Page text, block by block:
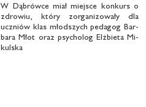
W Dą­brów­ce miał miej­sce kon­kurs o
zdro­wiu, któ­ry zor­ga­ni­zo­wa­ły dla
uczniów klas młod­szych pe­da­gog Bar­
ba­ra Młot oraz psy­cho­log Elż­bie­ta Mi­
kul­ska